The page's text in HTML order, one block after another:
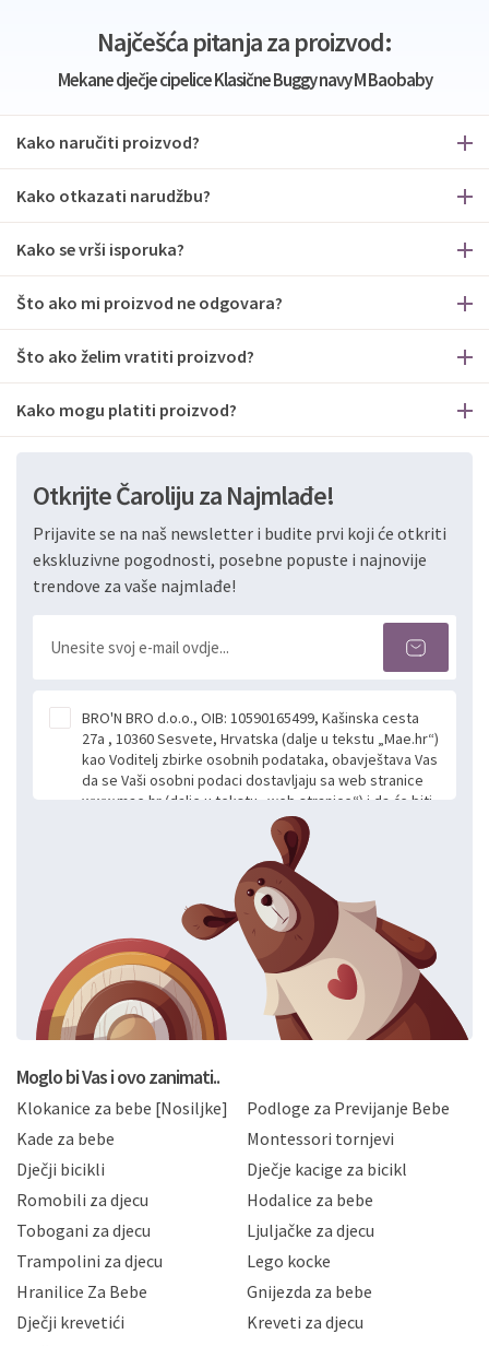
Najčešća pitanja za proizvod:
Mekane dječje cipelice Klasične Buggy navy M Baobaby
Kako naručiti proizvod?
Kako otkazati narudžbu?
Kako se vrši isporuka?
Što ako mi proizvod ne odgovara?
Što ako želim vratiti proizvod?
Kako mogu platiti proizvod?
Otkrijte Čaroliju za Najmlađe!
Prijavite se na naš newsletter i budite prvi koji će otkriti
ekskluzivne pogodnosti, posebne popuste i najnovije
trendove za vaše najmlađe!
BRO'N BRO d.o.o., OIB: 10590165499, Kašinska cesta
27a , 10360 Sesvete, Hrvatska (dalje u tekstu „Mae.hr“)
kao Voditelj zbirke osobnih podataka, obavještava Vas
da se Vaši osobni podaci dostavljaju sa web stranice
www.mae.hr (dalje u tekstu „web stranice“) i da će biti
obrađeni. Prihvaćanjem ove Izjave smatra se da
slobodno i izričito dajete privolu za prikupljanje i daljnju
obradu Vaših osobnih podataka koje ustupate Mae.hr
putem ovih web stranica u svrhu odgovora i daljnje
komunikacije na Vaš upit poslan kroz kontakt obrazac.
Radi se o dobrovoljnom davanju podataka te ovu
Izjavu niste dužni prihvatiti odnosno niste dužni unositi
svoje osobne podatke u jednu od prijavnih
formi/obrazaca dostupnih na ovim web stranicama.
BRO'N BRO d.o.o. će s Vašim osobnim podacima
postupati sukladno Općoj uredbi o zaštiti podataka
privatnosti i kolačića koju možete pročitati ovdje i
Hrvatske, a uvijek uz primjenu odgovarajućih tehničkih i
sigurnosnih mjera zaštite osobnih podataka od
neovlaštenog pristupa, zlouporabe, otkrivanja,
gubitka ili uništenja. Mae.hr štiti privatnost svojih
korisnika i posjetitelja web stranica, čuva povjerljivost
Vaših osobnih podataka te omogućava pristup i
priopćavanje osobnih podataka samo onim svojim
zaposlenicima kojima su isti potrebni radi provedbe
slučajevima koji su dozvoljeni zakonima. Napominjemo
da možete u svako doba, u potpunosti ili djelomice,
Moglo bi Vas i ovo zanimati..
Klokanice za bebe [Nosiljke]
Podloge za Previjanje Bebe
Kade za bebe
Montessori tornjevi
Dječji bicikli
Dječje kacige za bicikl
Romobili za djecu
Hodalice za bebe
Tobogani za djecu
Ljuljačke za djecu
Trampolini za djecu
Lego kocke
Hranilice Za Bebe
Gnijezda za bebe
Dječji krevetići
Kreveti za djecu